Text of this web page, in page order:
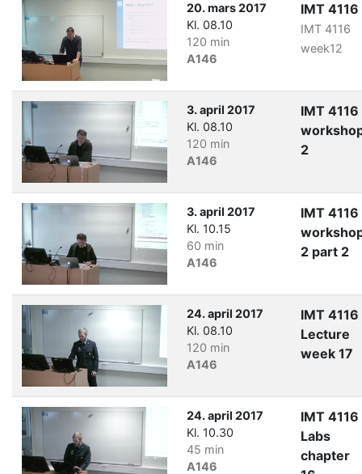
20. mars 2017
Kl. 08.10
120 min
A146
IMT 4116
IMT 4116
week12
3. april 2017
Kl. 08.10
120 min
A146
IMT 4116
2
3. april 2017
Kl. 10.15
60 min
A146
IMT 4116
2 part 2
24. april 2017
Kl. 08.10
120 min
A146
IMT 4116
Lecture
week 17
24. april 2017
Kl. 10.30
45 min
A146
IMT 4116
Labs
chapter